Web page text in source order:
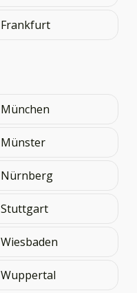
Frankfurt
München
Münster
Nürnberg
Stuttgart
Wiesbaden
Wuppertal